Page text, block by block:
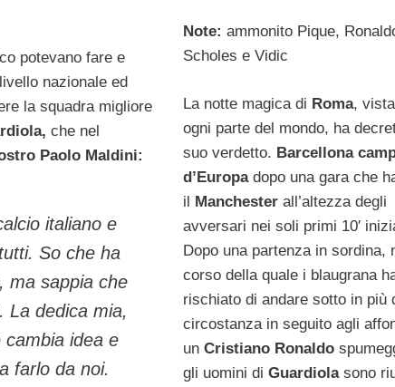
potevano fare e
nazionale ed
la squadra migliore
che nel
Paolo Maldini:
italiano e
So che ha
ma sappia che
La dedica mia,
cambia idea e
farlo da noi.
Note: ammonito Pique,
Scholes e Vidic
La notte magica di Roma,
ogni parte del mondo, ha
suo verdetto. Barcellona
d’Europa dopo una gara che
il Manchesterall’altezza degli
avversari nei soli primi 10′
Dopo una partenza in sordina,
corso della quale i blaugrana
rischiato di andare sotto in più
circostanza in seguito agli
un Cristiano Ronaldo
gli uomini di Guardiolasono